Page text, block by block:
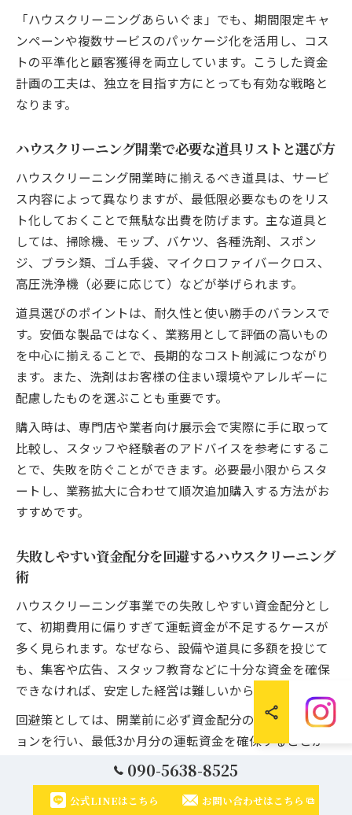
「ハウスクリーニングあらいぐま」でも、期間限定キャ
ンペーンや複数サービスのパッケージ化を活用し、コス
トの平準化と顧客獲得を両立しています。こうした資金
計画の工夫は、独立を目指す方にとっても有効な戦略と
なります。
ハウスクリーニング開業で必要な道具リストと選び方
ハウスクリーニング開業時に揃えるべき道具は、サービ
ス内容によって異なりますが、最低限必要なものをリス
ト化しておくことで無駄な出費を防げます。主な道具と
しては、掃除機、モップ、バケツ、各種洗剤、スポン
ジ、ブラシ類、ゴム手袋、マイクロファイバークロス、
高圧洗浄機（必要に応じて）などが挙げられます。
道具選びのポイントは、耐久性と使い勝手のバランスで
す。安価な製品ではなく、業務用として評価の高いもの
を中心に揃えることで、長期的なコスト削減につながり
ます。また、洗剤はお客様の住まい環境やアレルギーに
配慮したものを選ぶことも重要です。
購入時は、専門店や業者向け展示会で実際に手に取って
比較し、スタッフや経験者のアドバイスを参考にするこ
とで、失敗を防ぐことができます。必要最小限からスタ
ートし、業務拡大に合わせて順次追加購入する方法がお
すすめです。
失敗しやすい資金配分を回避するハウスクリーニング
術
ハウスクリーニング事業での失敗しやすい資金配分とし
て、初期費用に偏りすぎて運転資金が不足するケースが
多く見られます。なぜなら、設備や道具に多額を投じて
も、集客や広告、スタッフ教育などに十分な資金を確保
できなければ、安定した経営は難しいからです。
回避策としては、開業前に必ず資金配分のシミュレーシ
ョンを行い、最低3か月分の運転資金を確保することが
重要です。例えば、初期投資を抑えて必要最小限の道具
でスタートし、売上が安定してから段階的に設備投資を
行う方法が効果的です。
090-5638-8525
公式LINEはこちら お問い合わせはこちら